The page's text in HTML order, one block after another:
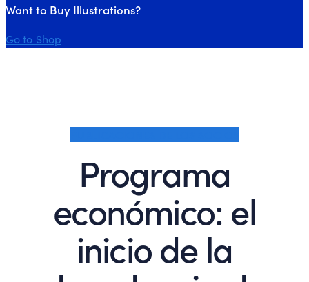
Want to Buy Illustrations?
Go to Shop
Programa
económico: el
inicio de la